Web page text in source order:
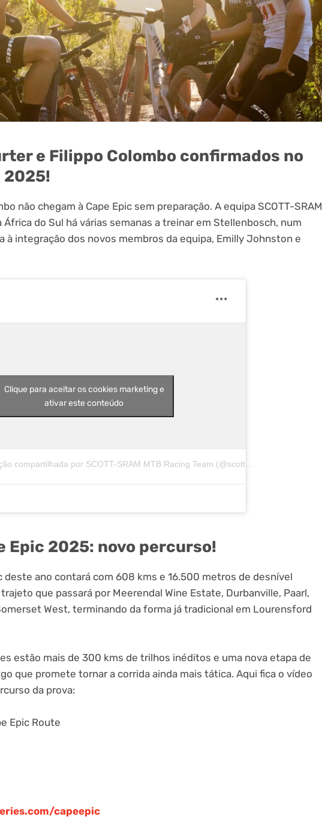
e Filippo Colombo confirmados no
2025!
não chegam à Cape Epic sem preparação. A equipa SCOTT-SRAM
África do Sul há várias semanas a treinar em Stellenbosch, num
à integração dos novos membros da equipa, Emilly Johnston e
Clique para aceitar os cookies marketing e
ativar este conteúdo
Epic 2025: novo percurso!
deste ano contará com 608 kms e 16.500 metros de desnível
que passará por Meerendal Wine Estate, Durbanville, Paarl,
West, terminando da forma já tradicional em Lourensford
estão mais de 300 kms de trilhos inéditos e uma nova etapa de
que promete tornar a corrida ainda mais tática. Aqui fica o vídeo
da prova:
Epic Route
capeepic